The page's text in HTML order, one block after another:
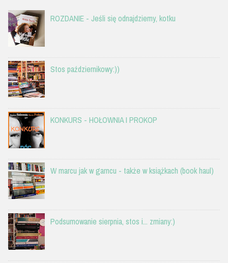
ROZDANIE - Jeśli się odnajdziemy, kotku
Stos październikowy:))
KONKURS - HOŁOWNIA I PROKOP
W marcu jak w garncu - także w książkach (book haul)
Podsumowanie sierpnia, stos i... zmiany:)